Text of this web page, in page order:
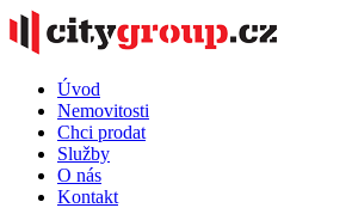
Úvod
Nemovitosti
Chci prodat
Služby
O nás
Kontakt